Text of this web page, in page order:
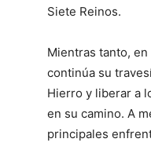
Siete Reinos.
Mientras tanto,
continúa su
Hierro y liberar a
en su camino. A
principales